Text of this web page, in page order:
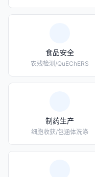
食品安全
农残检测/QuEChERS
制药生产
细胞收获/包涵体洗涤